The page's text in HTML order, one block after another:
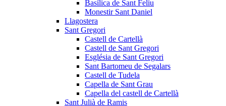
Basílica de Sant Feliu
Monestir Sant Daniel
Llagostera
Sant Gregori
Castell de Cartellà
Castell de Sant Gregori
Església de Sant Gregori
Sant Bartomeu de Segalars
Castell de Tudela
Capella de Sant Grau
Capella del castell de Cartellà
Sant Julià de Ramis